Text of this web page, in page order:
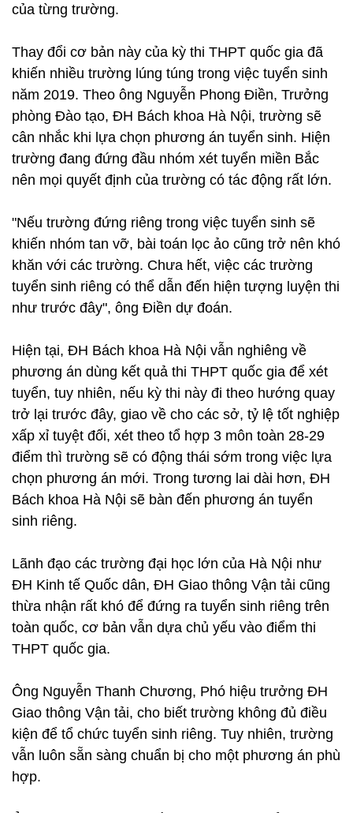
của từng trường.
Thay đổi cơ bản này của kỳ thi THPT quốc gia đã
khiến nhiều trường lúng túng trong việc tuyển sinh
năm 2019. Theo ông Nguyễn Phong Điền, Trưởng
phòng Đào tạo, ĐH Bách khoa Hà Nội, trường sẽ
cân nhắc khi lựa chọn phương án tuyển sinh. Hiện
trường đang đứng đầu nhóm xét tuyển miền Bắc
nên mọi quyết định của trường có tác động rất lớn.
"Nếu trường đứng riêng trong việc tuyển sinh sẽ
khiến nhóm tan vỡ, bài toán lọc ảo cũng trở nên khó
khăn với các trường. Chưa hết, việc các trường
tuyển sinh riêng có thể dẫn đến hiện tượng luyện thi
như trước đây", ông Điền dự đoán.
Hiện tại, ĐH Bách khoa Hà Nội vẫn nghiêng về
phương án dùng kết quả thi THPT quốc gia để xét
tuyển, tuy nhiên, nếu kỳ thi này đi theo hướng quay
trở lại trước đây, giao về cho các sở, tỷ lệ tốt nghiệp
xấp xỉ tuyệt đối, xét theo tổ hợp 3 môn toàn 28-29
điểm thì trường sẽ có động thái sớm trong việc lựa
chọn phương án mới. Trong tương lai dài hơn, ĐH
Bách khoa Hà Nội sẽ bàn đến phương án tuyển
sinh riêng.
Lãnh đạo các trường đại học lớn của Hà Nội như
ĐH Kinh tế Quốc dân, ĐH Giao thông Vận tải cũng
thừa nhận rất khó để đứng ra tuyển sinh riêng trên
toàn quốc, cơ bản vẫn dựa chủ yếu vào điểm thi
THPT quốc gia.
Ông Nguyễn Thanh Chương, Phó hiệu trưởng ĐH
Giao thông Vận tải, cho biết trường không đủ điều
kiện để tổ chức tuyển sinh riêng. Tuy nhiên, trường
vẫn luôn sẵn sàng chuẩn bị cho một phương án phù
hợp.